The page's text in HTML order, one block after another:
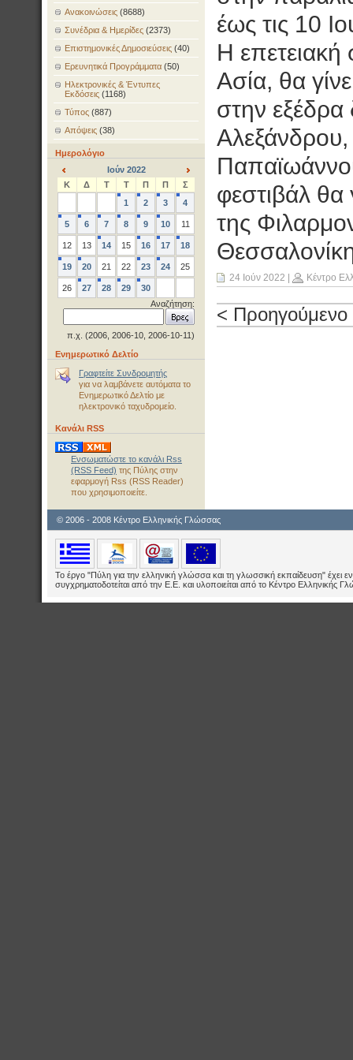
Ανακοινώσεις (8688)
Συνέδρια & Ημερίδες (2373)
Επιστημονικές Δημοσιεύσεις (40)
Ερευνητικά Προγράμματα (50)
Ηλεκτρονικές & Έντυπες
Εκδόσεις (1168)
Τύπος (887)
Απόψεις (38)
Ημερολόγιο
<
Ιούν 2022
>
Κ Δ Τ Τ Π Π
Σ
1
2 3 4
5 6 7 8 9 10 11
12 13 14 15 16 17 18
19 20 21 22 23 24 25
26 27 28 29
30
Αναζήτηση:
π.χ. (2006, 2006-10, 2006-10-11)
Ενημερωτικό Δελτίο
Γραφτείτε Συνδρομητής
για να λαμβάνετε αυτόματα το
Ενημερωτικό Δελτίο με
ηλεκτρονικό ταχυδρομείο.
Κανάλι RSS
Ενσωματώστε το κανάλι Rss
(RSS Feed) της Πύλης στην
εφαρμογή Rss (RSS Reader)
που χρησιμοποιείτε.
έως τις 10
Η
Ασία, θα
στην
Αλεξάνδρου,
φεστιβάλ θα
της
24 Ιούν 2022 Κέντρο
< Προηγούμενο
© 2006 - 2008 Κέντρο Ελληνικής Γλώσσας
Το έργο "Πύλη για την ελληνική γλώσσα και τη γλωσσική εκπαίδευση" έχει
συγχρηματοδοτείται από την Ε.E. και υλοποιείται από το Κέντρο Ελληνικής